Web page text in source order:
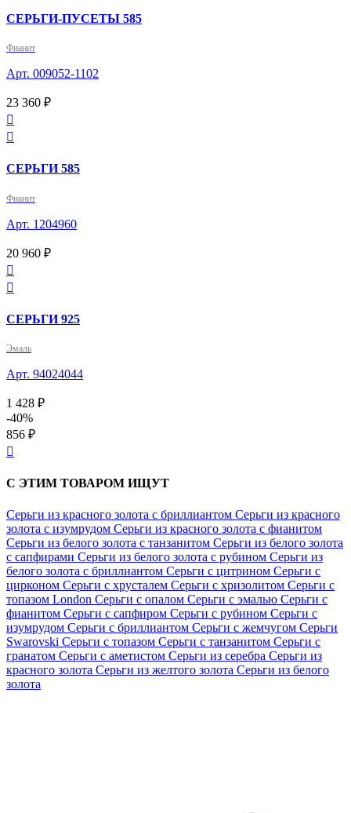
СЕРЬГИ-ПУСЕТЫ 585
Фианит
Арт. 009052-1102
23 360 ₽


СЕРЬГИ 585
Фианит
Арт. 1204960
20 960 ₽


СЕРЬГИ 925
Эмаль
Арт. 94024044
1 428 ₽
-40%
856 ₽

С ЭТИМ ТОВАРОМ ИЩУТ
Серьги из красного золота с бриллиантом Серьги из красного
золота с изумрудом Серьги из красного золота с фианитом
Серьги из белого золота с танзанитом Серьги из белого золота
с сапфирами Серьги из белого золота с рубином Серьги из
белого золота с бриллиантом Серьги с цитрином Серьги с
цирконом Серьги с хрусталем Серьги с хризолитом Серьги с
топазом London Серьги с опалом Серьги с эмалью Серьги с
фианитом Серьги с сапфиром Серьги с рубином Серьги с
изумрудом Серьги с бриллиантом Серьги с жемчугом Серьги
Swarovski Серьги с топазом Серьги с танзанитом Серьги с
гранатом Серьги с аметистом Серьги из серебра Серьги из
красного золота Серьги из желтого золота Серьги из белого
золота